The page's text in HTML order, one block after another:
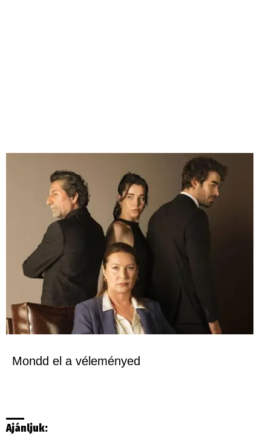
Mondd el a véleményed
Ajánljuk: